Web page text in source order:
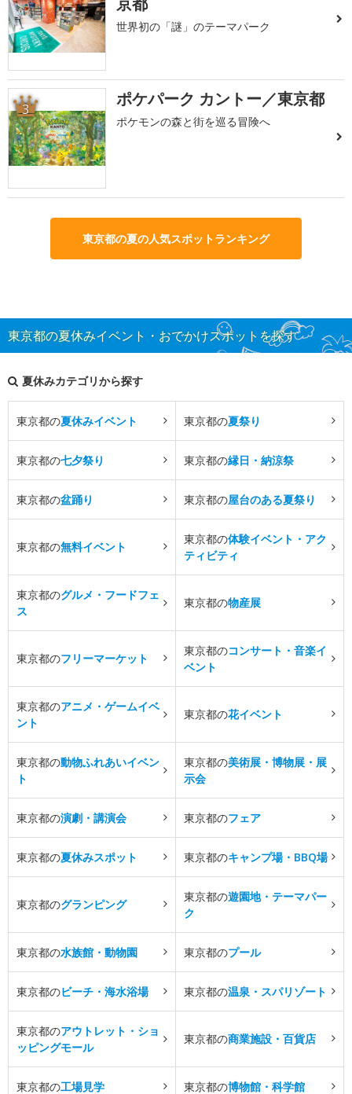
世界初の「謎」のテーマパーク
3 ポケパーク カントー／東京都
ポケモンの森と街を巡る冒険へ
東京都の夏の人気スポットランキング
東京都の夏休みイベント・おでかけスポットを探す
夏休みカテゴリから探す
東京都の夏休みイベント 東京都の夏祭り
東京都の七夕祭り 東京都の縁日・納涼祭
東京都の盆踊り 東京都の屋台のある夏祭り
東京都の無料イベント
東京都の体験イベント・アク
ティビティ
東京都のグルメ・フードフェ
ス
東京都の物産展
東京都のフリーマーケット
東京都のコンサート・音楽イ
ベント
東京都のアニメ・ゲームイベ
ント
東京都の花イベント
東京都の動物ふれあいイベン
ト
東京都の美術展・博物展・展
示会
東京都の演劇・講演会 東京都のフェア
東京都の夏休みスポット 東京都のキャンプ場・BBQ場
東京都のグランピング
東京都の遊園地・テーマパー
ク
東京都の水族館・動物園 東京都のプール
東京都のビーチ・海水浴場 東京都の温泉・スパリゾート
東京都のアウトレット・ショ
ッピングモール
東京都の商業施設・百貨店
東京都の工場見学 東京都の博物館・科学館